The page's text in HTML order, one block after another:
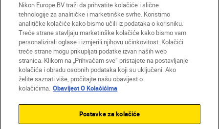
HR Nikon Sites
Obratite nam se
Obavijest o zaštiti privatnosti
Uvjeti upotrebe
Obavijest o kolačićima
Postavke kolačića
Nikon Europe BV traži da prihvatite kolačiće i slične
tehnologije za analitičke i marketinške svrhe. Koristimo
analitičke kolačiće kako bismo učili iz podataka o korisniku.
Treće strane stavljaju marketinške kolačiće kako bismo vam
personalizirali oglase i izmjerili njihovu učinkovitost. Kolačići
treće strane mogu prikupljati podatke izvan naših web
stranica. Klikom na „Prihvaćam sve” pristajete na postavljanje
kolačića i obradu osobnih podataka koji su uključeni. Ako
želite saznati više, pročitajte našu obavijest o
kolačićima. Obavijest O Kolačićima
Postavke za kolačiće